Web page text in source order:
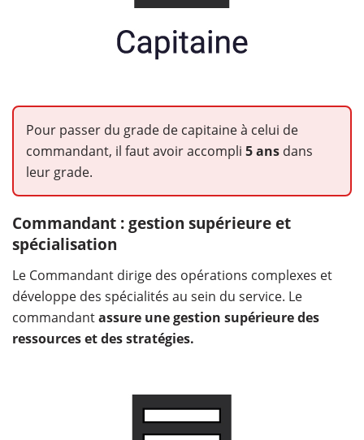
Pour passer du grade de capitaine à celui de
commandant, il faut avoir accompli 5 ans dans
leur grade.
Commandant : gestion supérieure et
spécialisation
Le Commandant dirige des opérations complexes et
développe des spécialités au sein du service. Le
commandantassure une gestion supérieure des
ressources et des stratégies.